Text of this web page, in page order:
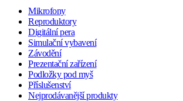
Mikrofony
Reproduktory
Digitální pera
Simulační vybavení
Závodění
Prezentační zařízení
Podložky pod myš
Příslušenství
Nejprodávanější produkty